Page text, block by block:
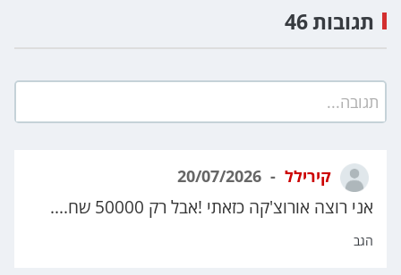
תגובה...
קירילל
אני רוצה אורוצ'קה כזאתי !אבל רק 50000 שח....
הגב